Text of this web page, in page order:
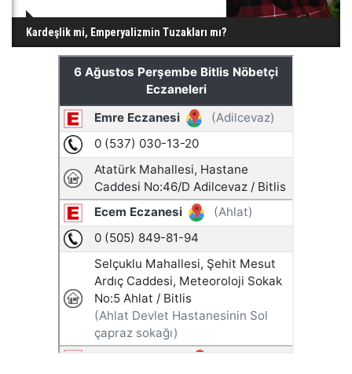
Kardeşlik mi, Emperyalizmin Tuzakları mı?